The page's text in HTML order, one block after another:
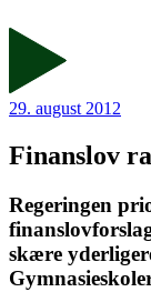
29. august 2012
Finanslov
Regeringen
skære